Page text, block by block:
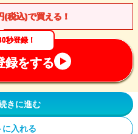
(税込)で買える！
秒登録！
録をする
きに進む
に入れる